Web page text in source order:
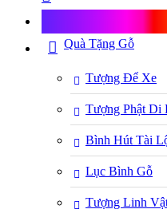
Quà Tặng Gỗ
Tượng Để Xe
Tượng Phật Di
Bình Hút Tài
Lục Bình Gỗ
Tượng Linh